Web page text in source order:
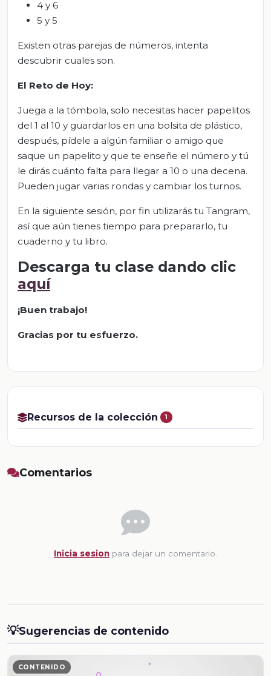
4 y 6
5 y 5
Existen otras parejas de números, intenta
descubrir cuales son.
El Reto de Hoy:
Juega a la tómbola, solo necesitas hacer papelitos
del 1 al 10 y guardarlos en una bolsita de plástico,
después, pídele a algún familiar o amigo que
saque un papelito y que te enseñe el número y tú
le dirás cuánto falta para llegar a 10 o una decena.
Pueden jugar varias rondas y cambiar los turnos.
En la siguiente sesión, por fin utilizarás tu Tangram,
así que aún tienes tiempo para prepararlo, tu
cuaderno y tu libro.
Descarga tu clase dando clic
aquí
¡Buen trabajo!
Gracias por tu esfuerzo.
Recursos de la colección 1
Comentarios
Inicia sesion para dejar un comentario.
💡Sugerencias de contenido
CONTENIDO